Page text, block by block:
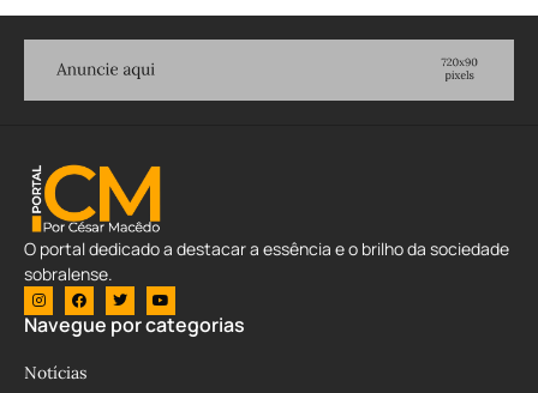
O portal dedicado a destacar a essência e o brilho da sociedade
sobralense.
Navegue por categorias
Notícias